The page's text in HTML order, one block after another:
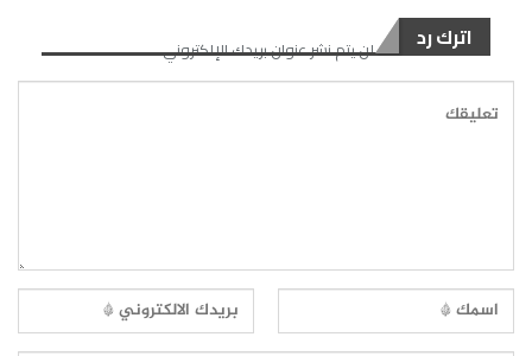
اترك رد لن يتم نشر عنوان بريدك الإلكتروني.